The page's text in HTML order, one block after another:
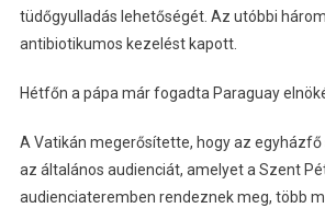
tüdőgyulladás lehetőségét. Az utóbbi
antibiotikumos kezelést kapott.
Hétfőn a pápa már fogadta Paraguay
A Vatikán megerősítette, hogy az
az általános audienciát, amelyet a Szent
audienciateremben rendeznek meg, több